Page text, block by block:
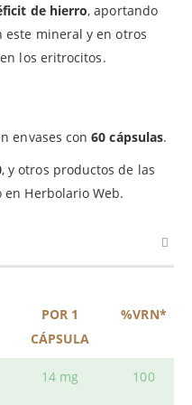
de hierro, aportando
este mineral y en otros
los eritrocitos.
envases con60 cápsulas.
, y otros productos de las
Herbolario Web.
POR 1
CÁPSULA
%VRN*
14 mg 100